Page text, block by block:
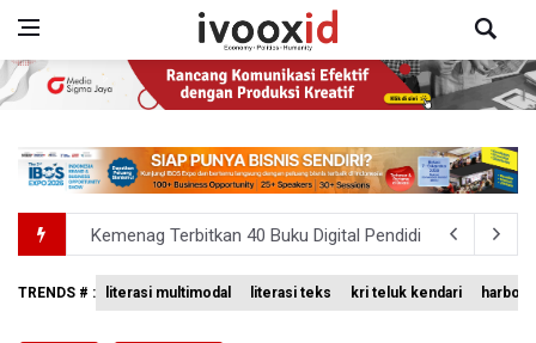
Kemenag Terbitkan 40 Buku Digital Pendidikan Agama
KKI Sebut Ada 10 Nakes Diduga Beri Komentar
TRENDS # : literasi multimodal literasi teks kri teluk kendari